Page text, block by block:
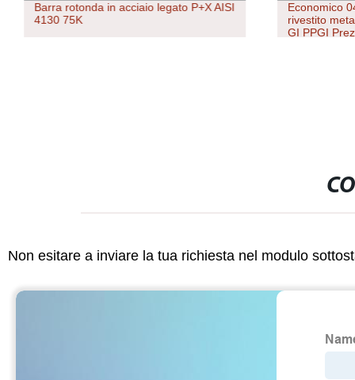
Barra rotonda in acciaio legato P+X AISI
4130 75K
Economico
rivestito
GI PPGI
Non esitare a inviare la tua richiesta nel modulo